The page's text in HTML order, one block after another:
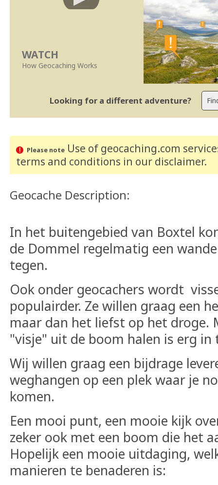
WATCH
How Geocaching Works
Looking for a different adventure?
Please noteUse of geocaching.com
terms and conditions in our disclaimer.
Geocache Description:
In het buitengebied van Boxtel
de Dommel regelmatig een
tegen.
Ook onder geocachers wordt
populairder. Ze willen graag een
maar dan het liefst op het droge.
"visje" uit de boom halen is erg in
Wij willen graag een bijdrage
weghangen op een plek waar je
komen.
Een mooi punt, een mooie kijk
zeker ook met een boom die het
Hopelijk een mooie uitdaging,
manieren te benaderen is: